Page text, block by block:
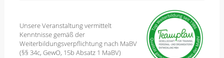
Unsere Veranstaltung vermittelt
Kenntnisse gemäß der
Weiterbildungsverpflichtung nach MaBV
(§§ 34c, GewO, 15b Absatz 1 MaBV)